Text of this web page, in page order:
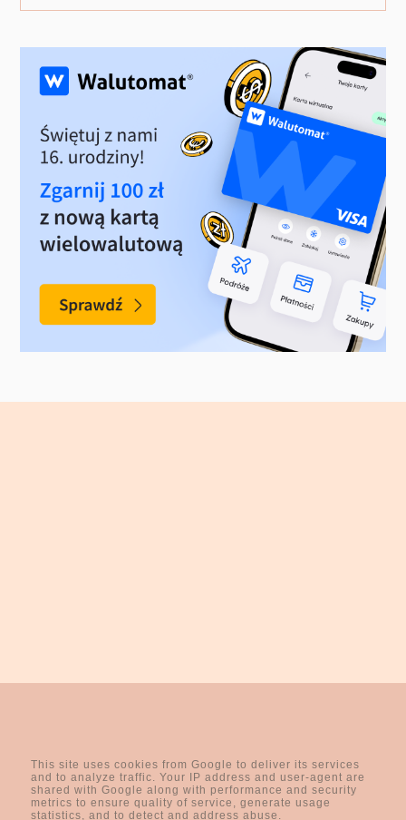
instagram @gabrysiowamama_
This site uses cookies from Google to deliver its services
and to analyze traffic. Your IP address and user-agent are
shared with Google along with performance and security
metrics to ensure quality of service, generate usage
statistics, and to detect and address abuse.